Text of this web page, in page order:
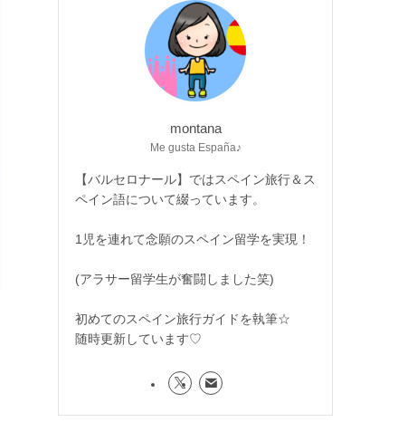
montana
Me gusta España♪
【バルセロナール】ではスペイン旅行＆ス
ペイン語について綴っています。
1児を連れて念願のスペイン留学を実現！
(アラサー留学生が奮闘しました笑)
初めてのスペイン旅行ガイドを執筆☆
随時更新しています♡